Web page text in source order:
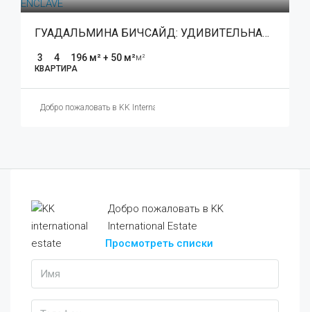
ГУАДАЛЬМИНА БИЧСАЙД: УДИВИТЕЛЬНАЯ КВАРТИРА С ВЕЛИКОЛЕПНЫМ ВИДОМ НА МОРЕ В ПРЕСТИЖНОМ РАЙОНЕ МАРБЕЛЬИ
3 4 196 м² + 50 м²м²
КВАРТИРА
Добро пожаловать в KK International Estate
Добро пожаловать в KK
International Estate
Просмотреть списки